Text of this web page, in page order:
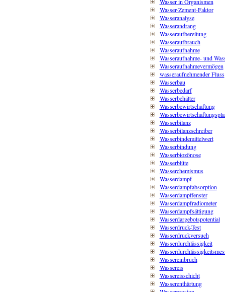
Wasser-Zement-Faktor
Wasseranalyse
Wasserandrang
Wasseraufbereitung
Wasseraufbrauch
Wasseraufnahme
Wasseraufnahme- und
Wasseraufnahmevermögen
wasseraufnehmender Fluss
Wasserbau
Wasserbedarf
Wasserbehälter
Wasserbewirtschaftung
Wasserbilanz
Wasserbilanzschreiber
Wasserbindemittelwert
Wasserbindung
Wasserbiozönose
Wasserblüte
Wasserchemismus
Wasserdampf
Wasserdampfabsorption
Wasserdampffenster
Wasserdampfradiometer
Wasserdampfsättigung
Wasserdargebotspotential
Wasserdruck-Test
Wasserdruckversuch
Wasserdurchlässigkeit
Wassereinbruch
Wassereis
Wassereisschicht
Wasserenthärtung